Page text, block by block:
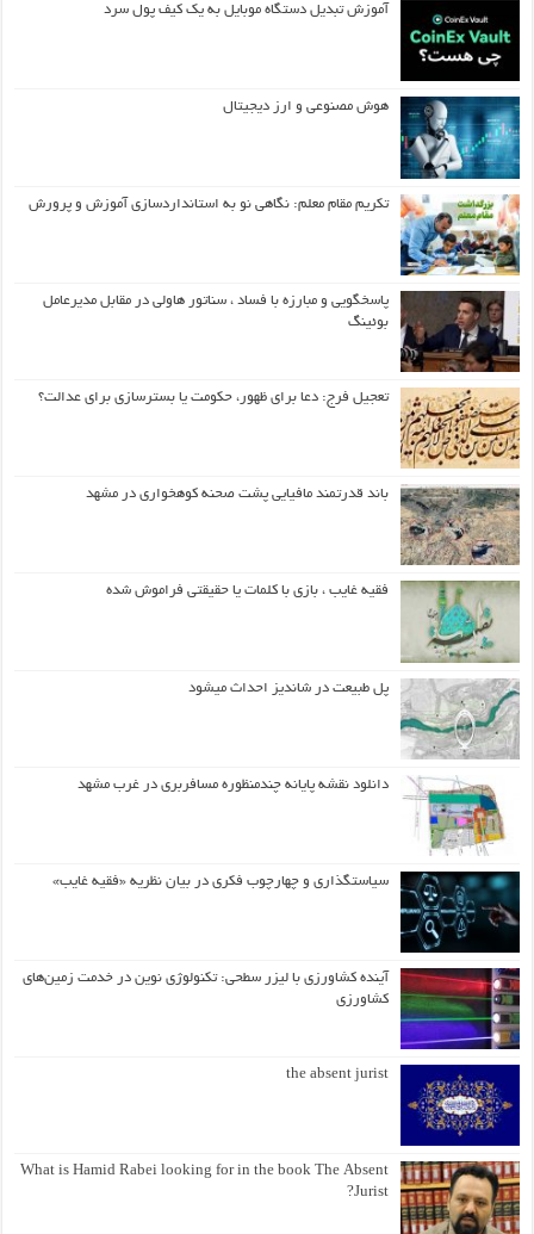
آموزش تبدیل دستگاه موبایل به یک کیف‌ پول سرد
هوش مصنوعی و ارز دیجیتال
تکریم مقام معلم: نگاهی نو به استانداردسازی آموزش و پرورش
پاسخگویی و مبارزه با فساد ، سناتور هاولی در مقابل مدیرعامل
بوئینگ
تعجیل فرج: دعا برای ظهور، حکومت یا بسترسازی برای عدالت؟
باند قدرتمند مافیایی پشت صحنه کوهخواری در مشهد
فقیه غایب ، بازی با کلمات یا حقیقتی فراموش شده
پل طبیعت در شاندیز احداث میشود
دانلود نقشه پایانه چندمنظوره مسافربری در غرب مشهد
سیاستگذاری و چهارچوب فکری در بیان نظریه «فقیه غایب»
آینده کشاورزی با لیزر سطحی: تکنولوژی نوین در خدمت زمین‌های
کشاورزی
the absent jurist
What is Hamid Rabei looking for in the book The Absent
Jurist?